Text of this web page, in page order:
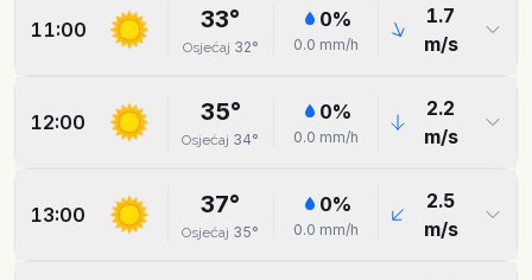
11:00 33°
Osjećaj 32°
0%
0.0 mm/h
1.7
m/s
12:00 35°
Osjećaj 34°
0%
0.0 mm/h
2.2
m/s
13:00 37°
Osjećaj 35°
0%
0.0 mm/h
2.5
m/s